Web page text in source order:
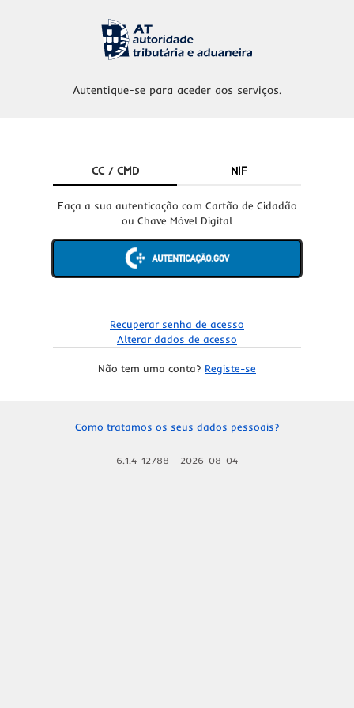
Autentique-se para aceder aos serviços.
CC / CMD NIF
Faça a sua autenticação com Cartão de Cidadão
ou Chave Móvel Digital
Recuperar senha de acesso
Alterar dados de acesso
Não tem uma conta? Registe-se
Como tratamos os seus dados pessoais?
6.1.4-12788 - 2026-08-04